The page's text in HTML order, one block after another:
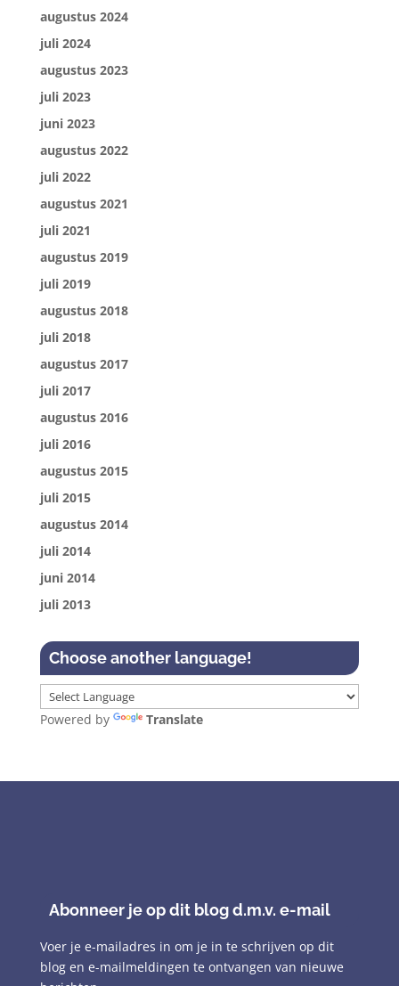
augustus 2024
juli 2024
augustus 2023
juli 2023
juni 2023
augustus 2022
juli 2022
augustus 2021
juli 2021
augustus 2019
juli 2019
augustus 2018
juli 2018
augustus 2017
juli 2017
augustus 2016
juli 2016
augustus 2015
juli 2015
augustus 2014
juli 2014
juni 2014
juli 2013
Choose another language!
Powered by Translate
Abonneer je op dit blog d.m.v. e-mail
Voer je e-mailadres in om je in te schrijven op dit
blog en e-mailmeldingen te ontvangen van nieuwe